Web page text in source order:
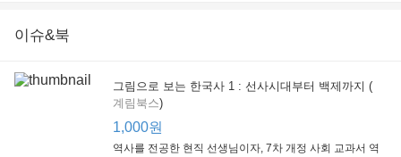
Little, Brown
1,000원
이슈&북
그림으로 보는 한국사 1 : 선사시대부터 백제까지 (
계림북스)
1,000원
역사를 전공한 현직 선생님이자, 7차 개정 사회 교과서 역